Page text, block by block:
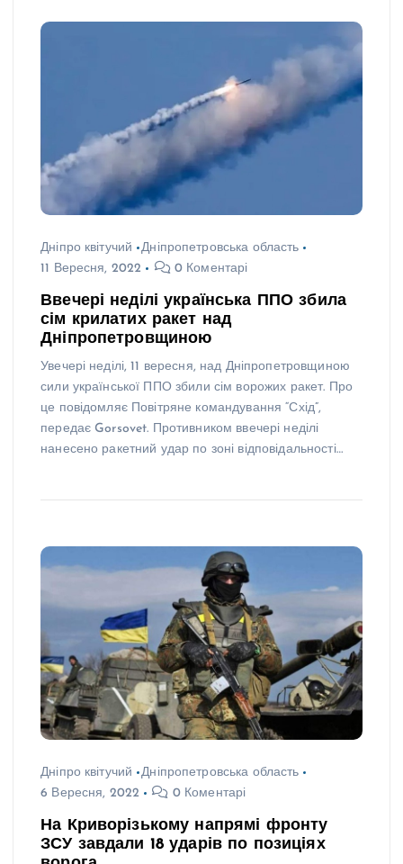
Дніпро квітучий
Дніпропетровська область
11 Вересня, 2022
0 Коментарі
Ввечері неділі українська ППО збила
сім крилатих ракет над
Дніпропетровщиною
Увечері неділі, 11 вересня, над Дніпропетровщиною
сили української ППО збили сім ворожих ракет. Про
це повідомляє Повітряне командування “Схід”,
передає Gorsovet. Противником ввечері неділі
нанесено ракетний удар по зоні відповідальності…
Дніпро квітучий
Дніпропетровська область
6 Вересня, 2022
0 Коментарі
На Криворізькому напрямі фронту
ЗСУ завдали 18 ударів по позиціях